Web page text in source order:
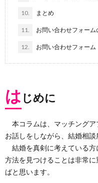
10. まとめ
11. お問い合わせフォー
12. お問い合わせフォーム
は じめに
本コラムは、マッチングア
お話しをしながら、結婚相談
結婚を真剣に考えている方
方法を見つけることは非常
ばと思います。